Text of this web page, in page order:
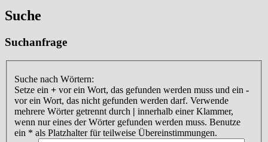
Suche
Suchanfrage
Suche nach Wörtern:
Setze ein + vor ein Wort, das gefunden werden muss und ein -
vor ein Wort, das nicht gefunden werden darf. Verwende
mehrere Wörter getrennt durch | innerhalb einer Klammer,
wenn nur eines der Wörter gefunden werden muss. Benutze
ein * als Platzhalter für teilweise Übereinstimmungen.